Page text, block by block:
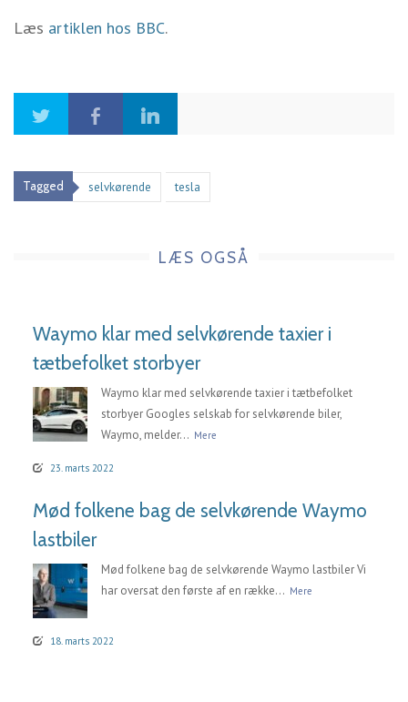
Læs artiklen hos BBC.
Tagged selvkørende tesla
LÆS OGSÅ
Waymo klar med selvkørende taxier i
tætbefolket storbyer
Waymo klar med selvkørende taxier i tætbefolket
storbyer Googles selskab for selvkørende biler,
Waymo, melder... Mere
23. marts 2022
Mød folkene bag de selvkørende Waymo
lastbiler
Mød folkene bag de selvkørende Waymo lastbiler Vi
har oversat den første af en række... Mere
18. marts 2022